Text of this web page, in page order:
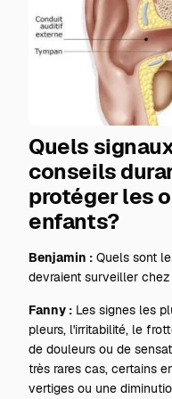
Quels
conseils
protéger les
enfants?
Benjamin : Quels sont
devraient surveiller
Fanny : Les signes les
pleurs, l'irritabilité, le
de douleurs ou de
très rares cas, certains
vertiges ou une